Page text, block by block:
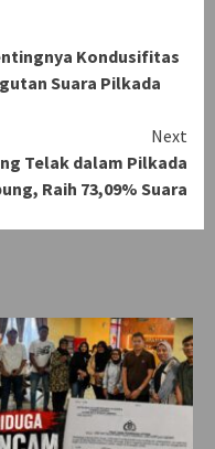
Kondusifitas
Suara Pilkada
Next
Telak dalam Pilkada
Raih 73,09% Suara